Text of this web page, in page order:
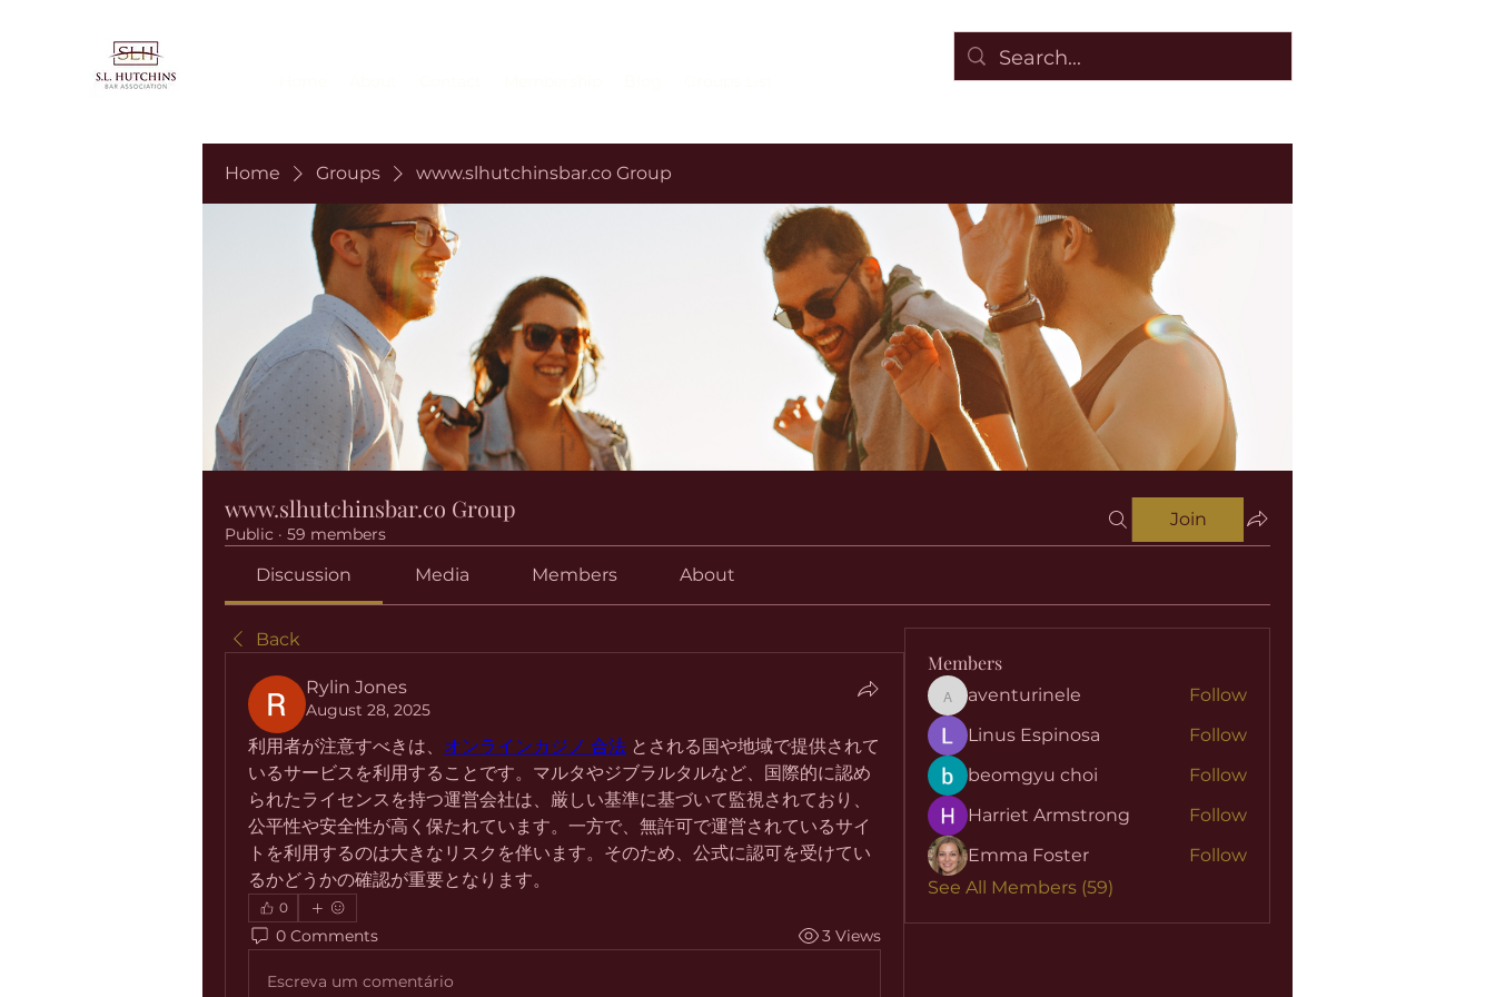
Home Groups www.slhutchinsbar.co Group
www.slhutchinsbar.co Group
Public · 59 members
Join
Discussion Media Members About
Back
Rylin Jones
August 28, 2025
利用者が注意すべきは、 オンラインカジノ 合法 とされる国や地域で提供されて
いるサービスを利用することです。マルタやジブラルタルなど、国際的に認め
られたライセンスを持つ運営会社は、厳しい基準に基づいて監視されており、
公平性や安全性が高く保たれています。一方で、無許可で運営されているサイ
トを利用するのは大きなリスクを伴います。そのため、公式に認可を受けてい
るかどうかの確認が重要となります。
0
0 Comments 3 Views
Escreva um comentário
Members
aventurinele
aventurinele
Follow
Linus Espinosa
Follow
beomgyu choi
Follow
Harriet Armstrong
Follow
Emma Foster
Follow
See All Members (59)